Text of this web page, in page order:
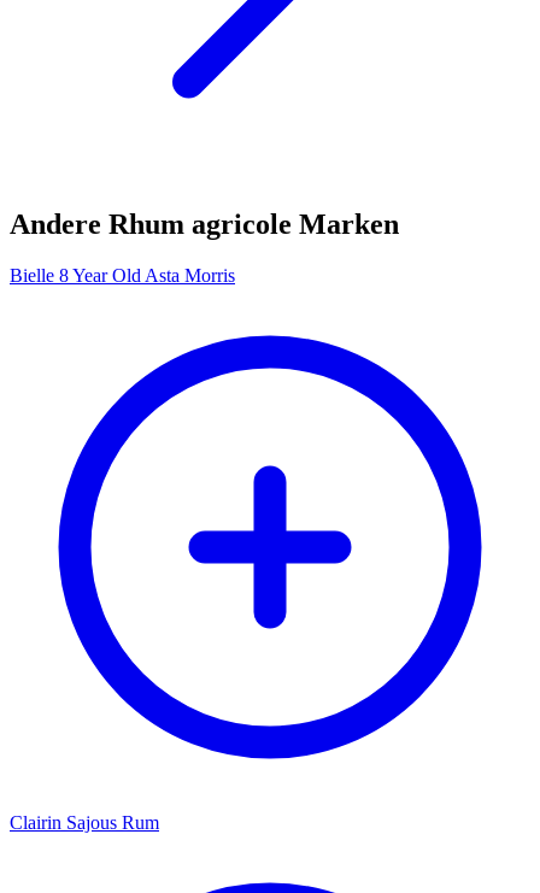
Andere Rhum agricole Marken
Bielle 8 Year Old Asta Morris
Clairin Sajous Rum